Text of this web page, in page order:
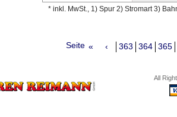
* inkl. MwSt., 1) Spur 2) Stromart 3)
Seite « ‹ 363 364 365
All